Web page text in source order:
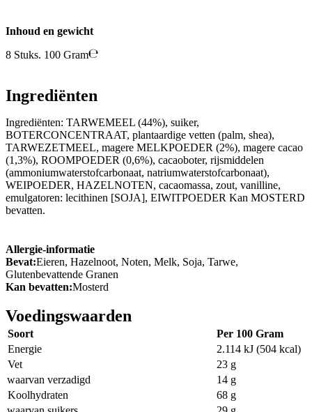
Inhoud en gewicht
8 Stuks. 100 Gram
Ingrediënten
Ingrediënten: TARWEMEEL (44%), suiker,
BOTERCONCENTRAAT, plantaardige vetten (palm, shea),
TARWEZETMEEL, magere MELKPOEDER (2%), magere cacao
(1,3%), ROOMPOEDER (0,6%), cacaoboter, rijsmiddelen
(ammoniumwaterstofcarbonaat, natriumwaterstofcarbonaat),
WEIPOEDER, HAZELNOTEN, cacaomassa, zout, vanilline,
emulgatoren: lecithinen [SOJA], EIWITPOEDER Kan MOSTERD
bevatten.
Allergie-informatie
Bevat:Eieren, Hazelnoot, Noten, Melk, Soja, Tarwe,
Glutenbevattende Granen
Kan bevatten:Mosterd
Voedingswaarden
Soort
Per 100 Gram
Energie
2.114 kJ (504 kcal)
Vet
23 g
waarvan verzadigd
14 g
Koolhydraten
68 g